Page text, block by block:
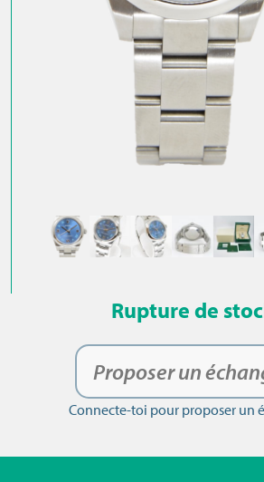
Rupture de
Proposer un
Connecte-toi pour proposer un